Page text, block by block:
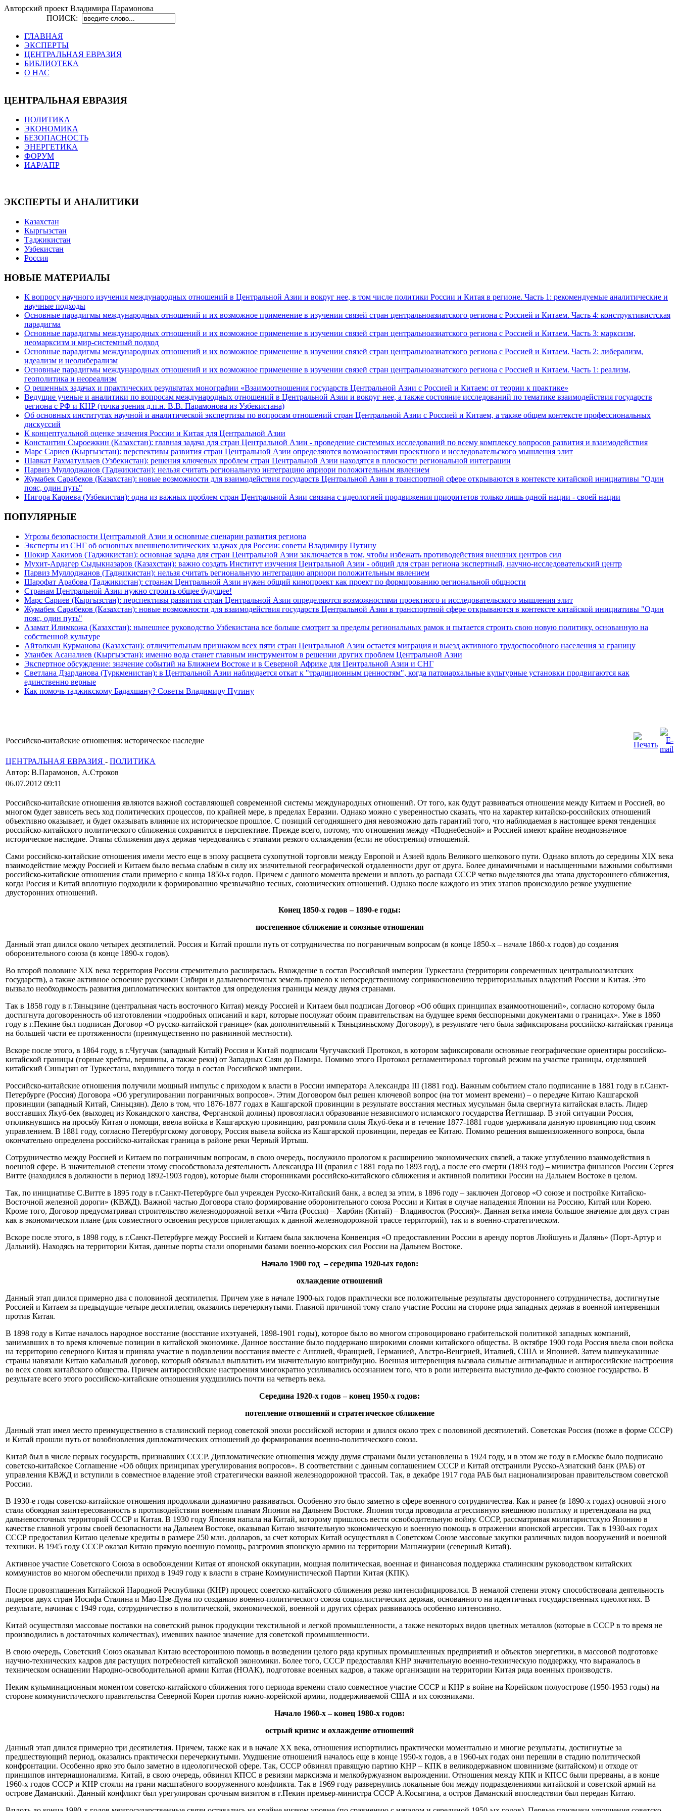
Авторский проект Владимира Парамонова
ПОИСК:
ГЛАВНАЯ
ЭКСПЕРТЫ
ЦЕНТРАЛЬНАЯ ЕВРАЗИЯ
БИБЛИОТЕКА
О НАС
ЦЕНТРАЛЬНАЯ ЕВРАЗИЯ
ПОЛИТИКА
ЭКОНОМИКА
БЕЗОПАСНОСТЬ
ЭНЕРГЕТИКА
ФОРУМ
ИАР/АПР
ЭКСПЕРТЫ И АНАЛИТИКИ
Казахстан
Кыргызстан
Таджикистан
Узбекистан
Россия
НОВЫЕ МАТЕРИАЛЫ
К вопросу научного изучения международных отношений в Центральной Азии и вокруг нее, в том числе политики России и Китая в регионе. Часть 1: рекомендуемые аналитические и
научные подходы
Основные парадигмы международных отношений и их возможное применение в изучении связей стран центральноазиатского региона с Россией и Китаем. Часть 4: конструктивистская
парадигма
Основные парадигмы международных отношений и их возможное применение в изучении связей стран центральноазиатского региона с Россией и Китаем. Часть 3: марксизм,
неомарксизм и мир-системный подход
Основные парадигмы международных отношений и их возможное применение в изучении связей стран центральноазиатского региона с Россией и Китаем. Часть 2: либерализм,
идеализм и неолиберализм
Основные парадигмы международных отношений и их возможное применение в изучении связей стран центральноазиатского региона с Россией и Китаем. Часть 1: реализм,
геополитика и неореализм
О решенных задачах и практических результатах монографии «Взаимоотношения государств Центральной Азии с Россией и Китаем: от теории к практике»
Ведущие ученые и аналитики по вопросам международных отношений в Центральной Азии и вокруг нее, а также состояние исследований по тематике взаимодействия государств
региона с РФ и КНР (точка зрения д.п.н. В.В. Парамонова из Узбекистана)
Об основных институтах научной и аналитической экспертизы по вопросам отношений стран Центральной Азии с Россией и Китаем, а также общем контексте профессиональных
дискуссий
К концептуальной оценке значения России и Китая для Центральной Азии
Константин Сыроежкин (Казахстан): главная задача для стран Центральной Азии - проведение системных исследований по всему комплексу вопросов развития и взаимодействия
Марс Сариев (Кыргызстан): перспективы развития стран Центральной Азии определяются возможностями проектного и исследовательского мышления элит
Шавкат Рахматуллаев (Узбекистан): решения ключевых проблем стран Центральной Азии находятся в плоскости региональной интеграции
Парвиз Муллоджанов (Таджикистан): нельзя считать региональную интеграцию априори положительным явлением
Жумабек Сарабеков (Казахстан): новые возможности для взаимодействия государств Центральной Азии в транспортной сфере открываются в контексте китайской инициативы "Один
пояс, один путь"
Нигора Кариева (Узбекистан): одна из важных проблем стран Центральной Азии связана с идеологией продвижения приоритетов только лишь одной нации - своей нации
ПОПУЛЯРНЫЕ
Угрозы безопасности Центральной Азии и основные сценарии развития региона
Эксперты из СНГ об основных внешнеполитических задачах для России: советы Владимиру Путину
Шокир Хакимов (Таджикистан): основная задача для стран Центральной Азии заключается в том, чтобы избежать противодействия внешних центров сил
Мухит-Ардагер Сыдыкназаров (Казахстан): важно создать Институт изучения Центральной Азии - общий для стран региона экспертный, научно-исследовательский центр
Парвиз Муллоджанов (Таджикистан): нельзя считать региональную интеграцию априори положительным явлением
Шарофат Арабова (Таджикистан): странам Центральной Азии нужен общий кинопроект как проект по формированию региональной общности
Странам Центральной Азии нужно строить общее будущее!
Марс Сариев (Кыргызстан): перспективы развития стран Центральной Азии определяются возможностями проектного и исследовательского мышления элит
Жумабек Сарабеков (Казахстан): новые возможности для взаимодействия государств Центральной Азии в транспортной сфере открываются в контексте китайской инициативы "Один
пояс, один путь"
Азамат Илимкожа (Казахстан): нынешнее руководство Узбекистана все больше смотрит за пределы региональных рамок и пытается строить свою новую политику, основанную на
собственной культуре
Айтолкын Курманова (Казахстан): отличительным признаком всех пяти стран Центральной Азии остается миграция и выезд активного трудоспособного населения за границу
Уланбек Асаналиев (Кыргызстан): именно вода станет главным инструментом в решении других проблем Центральной Азии
Экспертное обсуждение: значение событий на Ближнем Востоке и в Северной Африке для Центральной Азии и СНГ
Светлана Дзарданова (Туркменистан): в Центральной Азии наблюдается откат к "традиционным ценностям", когда патриархальные культурные установки продвигаются как
единственно верные
Как помочь таджикскому Бадахшану? Советы Владимиру Путину
Российско-китайские отношения: историческое наследие
ЦЕНТРАЛЬНАЯ ЕВРАЗИЯ - ПОЛИТИКА
Автор: В.Парамонов, А.Строков
06.07.2012 09:11
Российско-китайские отношения являются важной составляющей современной системы международных отношений. От того, как будут развиваться отношения между Китаем и Россией, во
многом будет зависеть весь ход политических процессов, по крайней мере, в пределах Евразии. Однако можно с уверенностью сказать, что на характер китайско-российских отношений
объективно оказывает, и будет оказывать влияние их историческое прошлое. С позиций сегодняшнего дня невозможно дать гарантий того, что наблюдаемая в настоящее время тенденция
российско-китайского политического сближения сохранится в перспективе. Прежде всего, потому, что отношения между «Поднебесной» и Россией имеют крайне неоднозначное
историческое наследие. Этапы сближения двух держав чередовались с этапами резкого охлаждения (если не обострения) отношений.
Сами российско-китайские отношения имели место еще в эпоху расцвета сухопутной торговли между Европой и Азией вдоль Великого шелкового пути. Однако вплоть до середины XIX века
взаимодействие между Россией и Китаем было весьма слабым в силу их значительной географической отдаленности друг от друга. Более динамичными и насыщенными важными событиями
российско-китайские отношения стали примерно с конца 1850-х годов. Причем с данного момента времени и вплоть до распада СССР четко выделяются два этапа двустороннего сближения,
когда Россия и Китай вплотную подходили к формированию чрезвычайно тесных, союзнических отношений. Однако после каждого из этих этапов происходило резкое ухудшение
двусторонних отношений.
Конец 1850-х годов – 1890-е годы:
постепенное сближение и союзные отношения
Данный этап длился около четырех десятилетий. Россия и Китай прошли путь от сотрудничества по пограничным вопросам (в конце 1850-х – начале 1860-х годов) до создания
оборонительного союза (в конце 1890-х годов).
Во второй половине XIX века территория России стремительно расширялась. Вхождение в состав Российской империи Туркестана (территории современных центральноазиатских
государств), а также активное освоение русскими Сибири и дальневосточных земель привело к непосредственному соприкосновению территориальных владений России и Китая. Это
вызвало необходимость развития дипломатических контактов для определения границы между двумя странами.
Так в 1858 году в г.Тяньцзине (центральная часть восточного Китая) между Россией и Китаем был подписан Договор «Об общих принципах взаимоотношений», согласно которому была
достигнута договоренность об изготовлении «подробных описаний и карт, которые послужат обоим правительствам на будущее время бесспорными документами о границах». Уже в 1860
году в г.Пекине был подписан Договор «О русско-китайской границе» (как дополнительный к Тяньцзиньскому Договору), в результате чего была зафиксирована российско-китайская граница
на большей части ее протяженности (преимущественно по равнинной местности).
Вскоре после этого, в 1864 году, в г.Чугучак (западный Китай) Россия и Китай подписали Чугучакский Протокол, в котором зафиксировали основные географические ориентиры российско-
китайской границы (горные хребты, вершины, а также реки) от Западных Саян до Памира. Помимо этого Протокол регламентировал торговый режим на участке границы, отделявшей
китайский Синьцзян от Туркестана, входившего тогда в состав Российской империи.
Российско-китайские отношения получили мощный импульс с приходом к власти в России императора Александра III (1881 год). Важным событием стало подписание в 1881 году в г.Санкт-
Петербурге (Россия) Договора «Об урегулировании пограничных вопросов». Этим Договором был решен ключевой вопрос (на тот момент времени) – о передаче Китаю Кашгарской
провинции (западный Китай, Синьцзян). Дело в том, что 1876-1877 годах в Кашгарской провинции в результате восстания местных мусульман была свергнута китайская власть. Лидер
восставших Якуб-бек (выходец из Кокандского ханства, Ферганской долины) провозгласил образование независимого исламского государства Йеттишаар. В этой ситуации Россия,
откликнувшись на просьбу Китая о помощи, ввела войска в Кашгарскую провинцию, разгромила силы Якуб-бека и в течение 1877-1881 годов удерживала данную провинцию под своим
управлением. В 1881 году, согласно Петербургскому договору, Россия вывела войска из Кашгарской провинции, передав ее Китаю. Помимо решения вышеизложенного вопроса, была
окончательно определена российско-китайская граница в районе реки Черный Иртыш.
Сотрудничество между Россией и Китаем по пограничным вопросам, в свою очередь, послужило прологом к расширению экономических связей, а также углублению взаимодействия в
военной сфере. В значительной степени этому способствовала деятельность Александра III (правил с 1881 года по 1893 год), а после его смерти (1893 год) – министра финансов России Сергея
Витте (находился в должности в период 1892-1903 годов), которые были сторонниками российско-китайского сближения и активной политики России на Дальнем Востоке в целом.
Так, по инициативе С.Витте в 1895 году в г.Санкт-Петербурге был учрежден Русско-Китайский банк, а вслед за этим, в 1896 году – заключен Договор «О союзе и постройке Китайско-
Восточной железной дороги» (КВЖД). Важной частью Договора стало формирование оборонительного союза России и Китая в случае нападения Японии на Россию, Китай или Корею.
Кроме того, Договор предусматривал строительство железнодорожной ветки «Чита (Россия) – Харбин (Китай) – Владивосток (Россия)». Данная ветка имела большое значение для двух стран
как в экономическом плане (для совместного освоения ресурсов прилегающих к данной железнодорожной трассе территорий), так и в военно-стратегическом.
Вскоре после этого, в 1898 году, в г.Санкт-Петербурге между Россией и Китаем была заключена Конвенция «О предоставлении России в аренду портов Люйшунь и Далянь» (Порт-Артур и
Дальний). Находясь на территории Китая, данные порты стали опорными базами военно-морских сил России на Дальнем Востоке.
Начало 1900 год – середина 1920-ых годов:
охлаждение отношений
Данный этап длился примерно два с половиной десятилетия. Причем уже в начале 1900-ых годов практически все положительные результаты двустороннего сотрудничества, достигнутые
Россией и Китаем за предыдущие четыре десятилетия, оказались перечеркнутыми. Главной причиной тому стало участие России на стороне ряда западных держав в военной интервенции
против Китая.
В 1898 году в Китае началось народное восстание (восстание ихэтуаней, 1898-1901 годы), которое было во многом спровоцировано грабительской политикой западных компаний,
занимавших в то время ключевые позиции в китайской экономике. Данное восстание было поддержано широкими слоями китайского общества. В октябре 1900 года Россия ввела свои войска
на территорию северного Китая и приняла участие в подавлении восстания вместе с Англией, Францией, Германией, Австро-Венгрией, Италией, США и Японией. Затем вышеуказанные
страны навязали Китаю кабальный договор, который обязывал выплатить им значительную контрибуцию. Военная интервенция вызвала сильные антизападные и антироссийские настроения
во всех слоях китайского общества. Причем антироссийские настроения многократно усиливались осознанием того, что в роли интервента выступило де-факто союзное государство. В
результате всего этого российско-китайские отношения ухудшились почти на четверть века.
Середина 1920-х годов – конец 1950-х годов:
потепление отношений и стратегическое сближение
Данный этап имел место преимущественно в сталинский период советской эпохи российской истории и длился около трех с половиной десятилетий. Советская Россия (позже в форме СССР)
и Китай прошли путь от возобновления дипломатических отношений до формирования военно-политического союза.
Китай был в числе первых государств, признавших СССР. Дипломатические отношения между двумя странами были установлены в 1924 году, и в этом же году в г.Москве было подписано
советско-китайское Соглашение «Об общих принципах урегулирования вопросов». В соответствии с данным соглашением СССР и Китай отстранили Русско-Азиатский банк (РАБ) от
управления КВЖД и вступили в совместное владение этой стратегически важной железнодорожной трассой. Так, в декабре 1917 года РАБ был национализирован правительством советской
России.
В 1930-е годы советско-китайские отношения продолжали динамично развиваться. Особенно это было заметно в сфере военного сотрудничества. Как и ранее (в 1890-х годах) основой этого
стала обоюдная заинтересованность в противодействии военным планам Японии на Дальнем Востоке. Япония тогда проводила агрессивную внешнюю политику и претендовала на ряд
дальневосточных территорий СССР и Китая. В 1930 году Япония напала на Китай, которому пришлось вести освободительную войну. СССР, рассматривая милитаристскую Японию в
качестве главной угрозы своей безопасности на Дальнем Востоке, оказывал Китаю значительную экономическую и военную помощь в отражении японской агрессии. Так в 1930-ых годах
СССР предоставил Китаю целевые кредиты в размере 250 млн. долларов, за счет которых Китай осуществлял в Советском Союзе массовые закупки различных видов вооружений и военной
техники. В 1945 году СССР оказал Китаю прямую военную помощь, разгромив японскую армию на территории Маньчжурии (северный Китай).
Активное участие Советского Союза в освобождении Китая от японской оккупации, мощная политическая, военная и финансовая поддержка сталинским руководством китайских
коммунистов во многом обеспечили приход в 1949 году к власти в стране Коммунистической Партии Китая (КПК).
После провозглашения Китайской Народной Республики (КНР) процесс советско-китайского сближения резко интенсифицировался. В немалой степени этому способствовала деятельность
лидеров двух стран Иосифа Сталина и Мао-Цзе-Дуна по созданию военно-политического союза социалистических держав, основанного на идентичных государственных идеологиях. В
результате, начиная с 1949 года, сотрудничество в политической, экономической, военной и других сферах развивалось особенно интенсивно.
Китай осуществлял массовые поставки на советский рынок продукции текстильной и легкой промышленности, а также некоторых видов цветных металлов (которые в СССР в то время не
производились в достаточных количествах), имевших важное значение для советской промышленности.
В свою очередь, Советский Союз оказывал Китаю всестороннюю помощь в возведении целого ряда крупных промышленных предприятий и объектов энергетики, в массовой подготовке
научно-технических кадров для растущих потребностей китайской экономики. Более того, СССР предоставлял КНР значительную военно-техническую поддержку, что выражалось в
техническом оснащении Народно-освободительной армии Китая (НОАК), подготовке военных кадров, а также организации на территории Китая ряда военных производств.
Неким кульминационным моментом советско-китайского сближения того периода времени стало совместное участие СССР и КНР в войне на Корейском полуострове (1950-1953 годы) на
стороне коммунистического правительства Северной Кореи против южно-корейской армии, поддерживаемой США и их союзниками.
Начало 1960-х – конец 1980-х годов:
острый кризис и охлаждение отношений
Данный этап длился примерно три десятилетия. Причем, также как и в начале ХХ века, отношения испортились практически моментально и многие результаты, достигнутые за
предшествующий период, оказались практически перечеркнутыми. Ухудшение отношений началось еще в конце 1950-х годов, а в 1960-ых годах они перешли в стадию политической
конфронтации. Особенно ярко это было заметно в идеологической сфере. Так, СССР обвинял правящую партию КНР – КПК в великодержавном шовинизме (китайском) и отходе от
принципов интернационализма. Китай, в свою очередь, обвинял КПСС в ревизии марксизма и мелкобуржуазном вырождении. Отношения между КПК и КПСС были прерваны, а в конце
1960-х годов СССР и КНР стояли на грани масштабного вооруженного конфликта. Так в 1969 году развернулись локальные бои между подразделениями китайской и советской армий на
острове Даманский. Данный конфликт был урегулирован срочным визитом в г.Пекин премьер-министра СССР А.Косыгина, а остров Даманский впоследствии был передан Китаю.